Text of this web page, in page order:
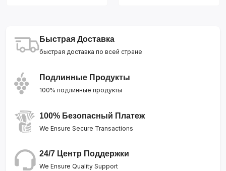
Быстрая Доставка
быстрая доставка по всей стране
Подлинные Продукты
100% подлинные продукты
100% Безопасный Платеж
We Ensure Secure Transactions
24/7 Центр Поддержки
We Ensure Quality Support